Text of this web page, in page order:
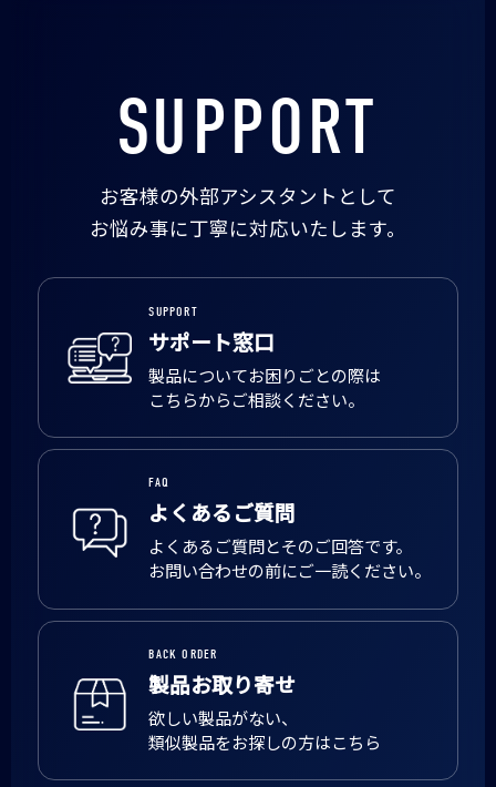
SUPPORT
お客様の外部アシスタントとして
お悩み事に丁寧に対応いたします。
SUPPORT
サポート窓口
製品についてお困りごとの際は
こちらからご相談ください。
FAQ
よくあるご質問
よくあるご質問とそのご回答です。
お問い合わせの前にご一読ください。
BACK ORDER
製品お取り寄せ
欲しい製品がない、
類似製品をお探しの方はこちら